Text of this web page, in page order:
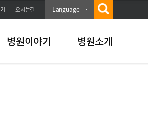
오시는길 Language
병원이야기 병원소개